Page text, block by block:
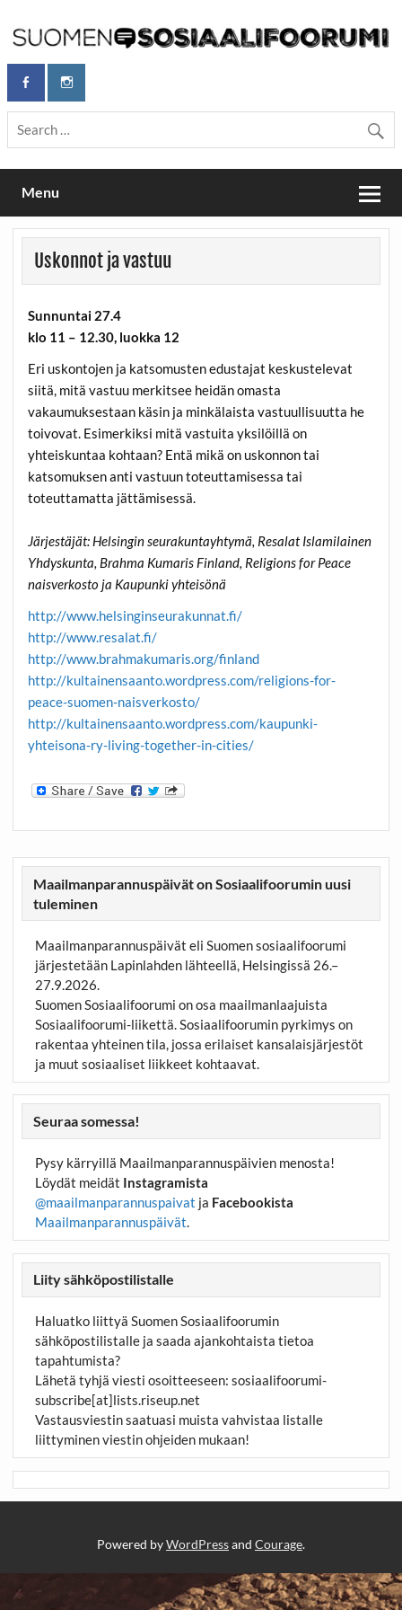
content
Maailmanparannuspäivät / Suomen
Sosiaalifoorumi
Maailmanparannuspäivät Lapinlahden Lähteellä, Helsingissä
26.–27.9.2026
Menu
Uskonnot ja vastuu
Sunnuntai 27.4
klo 11 – 12.30, luokka 12
Eri uskontojen ja katsomusten edustajat keskustelevat
siitä, mitä vastuu merkitsee heidän omasta
vakaumuksestaan käsin ja minkälaista vastuullisuutta he
toivovat. Esimerkiksi mitä vastuita yksilöillä on
yhteiskuntaa kohtaan? Entä mikä on uskonnon tai
katsomuksen anti vastuun toteuttamisessa tai
toteuttamatta jättämisessä.
Järjestäjät: Helsingin seurakuntayhtymä, Resalat Islamilainen
Yhdyskunta, Brahma Kumaris Finland, Religions for Peace
naisverkosto ja Kaupunki yhteisönä
http://www.helsinginseurakunnat.fi/
http://www.resalat.fi/
http://www.brahmakumaris.org/finland
http://kultainensaanto.wordpress.com/religions-for-
peace-suomen-naisverkosto/
http://kultainensaanto.wordpress.com/kaupunki-
yhteisona-ry-living-together-in-cities/
Maailmanparannuspäivät on Sosiaalifoorumin uusi
tuleminen
Maailmanparannuspäivät eli Suomen sosiaalifoorumi
järjestetään Lapinlahden lähteellä, Helsingissä 26.–
27.9.2026.
Suomen Sosiaalifoorumi on osa maailmanlaajuista
Sosiaalifoorumi-liikettä. Sosiaalifoorumin pyrkimys on
rakentaa yhteinen tila, jossa erilaiset kansalaisjärjestöt
ja muut sosiaaliset liikkeet kohtaavat.
Seuraa somessa!
Pysy kärryillä Maailmanparannuspäivien menosta!
Löydät meidät Instagramista
@maailmanparannuspaivat ja Facebookista
Maailmanparannuspäivät.
Liity sähköpostilistalle
Haluatko liittyä Suomen Sosiaalifoorumin
sähköpostilistalle ja saada ajankohtaista tietoa
tapahtumista?
Lähetä tyhjä viesti osoitteeseen: sosiaalifoorumi-
subscribe[at]lists.riseup.net
Vastausviestin saatuasi muista vahvistaa listalle
liittyminen viestin ohjeiden mukaan!
Powered byWordPressand Courage.